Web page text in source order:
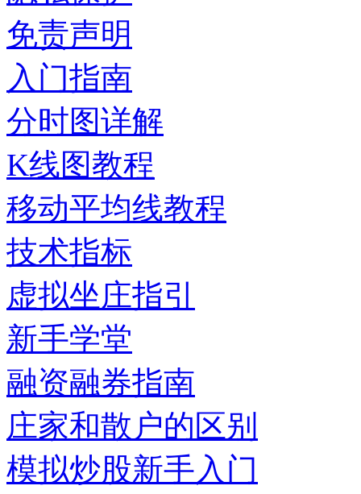
免责声明
入门指南
分时图详解
K线图教程
移动平均线教程
技术指标
虚拟坐庄指引
新手学堂
融资融券指南
庄家和散户的区别
模拟炒股新手入门